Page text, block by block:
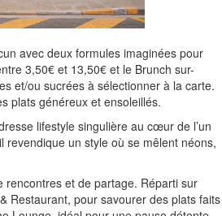
avec deux formules imaginées pour
3,50€ et 13,50€ et le Brunch sur-
et/ou sucrées à sélectionner à la carte.
plats généreux et ensoleillés.
lifestyle singulière au cœur de l’un
revendique un style où se mêlent néons,
rencontres et de partage. Réparti sur
Restaurant, pour savourer des plats faits